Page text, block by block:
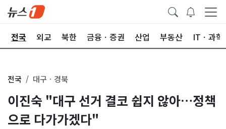
전국 외교 북한 금융ㆍ증권 산업 부동산 ITㆍ과학
전국 대구ㆍ경북
이진숙 "대구 선거 결코 쉽지 않아…정책
으로 다가가겠다"